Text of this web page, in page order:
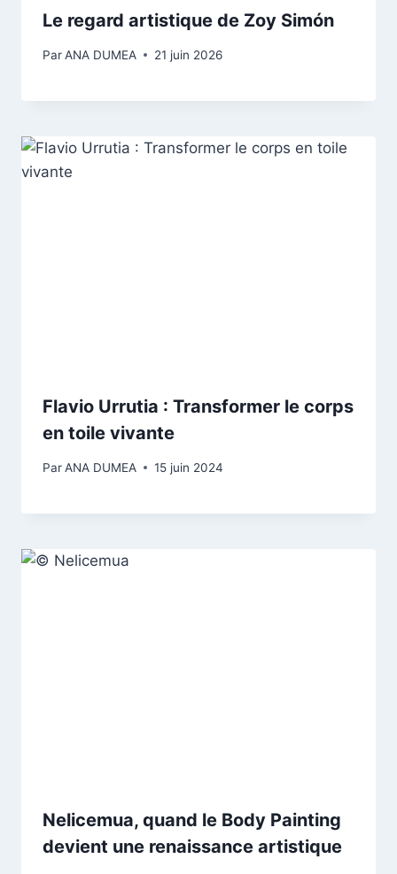
Le regard artistique de Zoy Simón
ParANA DUMEA 21 juin 2026
Flavio Urrutia : Transformer le corps
en toile vivante
ParANA DUMEA 15 juin 2024
Nelicemua, quand le Body Painting
devient une renaissance artistique